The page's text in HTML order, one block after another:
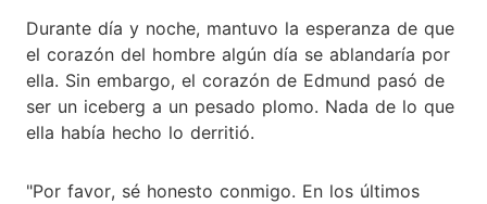
Durante día y noche, mantuvo la esperanza de que
el corazón del hombre algún día se ablandaría por
ella. Sin embargo, el corazón de Edmund pasó de
ser un iceberg a un pesado plomo. Nada de lo que
ella había hecho lo derritió.
"Por favor, sé honesto conmigo. En los últimos